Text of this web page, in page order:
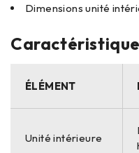
Dimensions unité
ÉLÉMENT
Unité intérieure